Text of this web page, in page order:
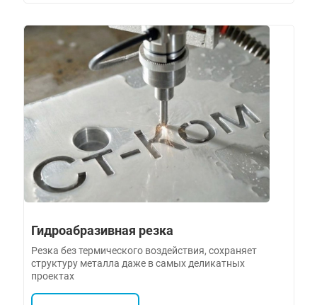
Гидроабразивная резка
Резка без термического воздействия, сохраняет
структуру металла даже в самых деликатных
проектах